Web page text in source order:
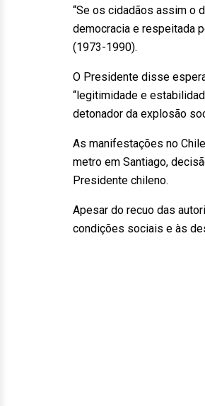
“Se os cidadãos assim o
democracia e respeitada
(1973-1990).
O Presidente disse
“legitimidade e
detonador da explosão
As manifestações no
metro em Santiago,
Presidente chileno.
Apesar do recuo das
condições sociais e às